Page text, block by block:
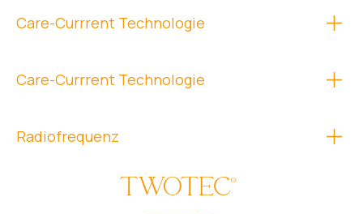
Care-Currrent Technologie
Care-Currrent Technologie
Radiofrequenz
TWOTEC®